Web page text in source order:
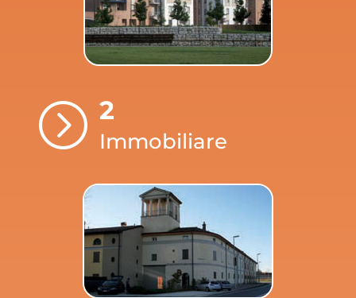
= 2
Immobiliare